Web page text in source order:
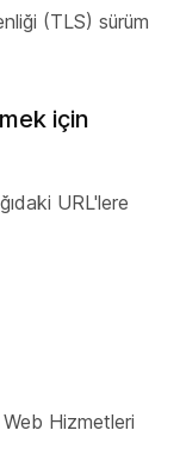
(TLS) sürüm
için
URL'lere
Hizmetleri